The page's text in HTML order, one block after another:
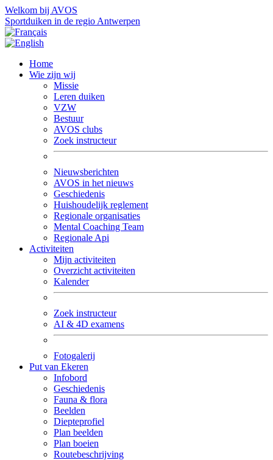
Welkom bij AVOS
Sportduiken in de regio Antwerpen
Home
Wie zijn wij
Missie
Leren duiken
VZW
Bestuur
AVOS clubs
Zoek instructeur
Nieuwsberichten
AVOS in het nieuws
Geschiedenis
Huishoudelijk reglement
Regionale organisaties
Mental Coaching Team
Regionale Api
Activiteiten
Mijn activiteiten
Overzicht activiteiten
Kalender
Zoek instructeur
AI & 4D examens
Fotogalerij
Put van Ekeren
Infobord
Geschiedenis
Fauna & flora
Beelden
Diepteprofiel
Plan beelden
Plan boeien
Routebeschrijving